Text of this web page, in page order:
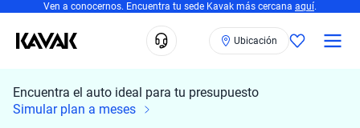
Ven a conocernos. Encuentra tu sede Kavak más cercana aquí.
Ubicación
Encuentra el auto ideal para tu presupuesto
Simular plan a meses